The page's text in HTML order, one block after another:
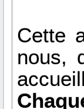
Cette
nous,